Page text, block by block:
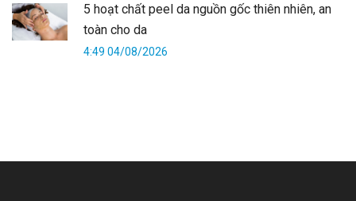
5 hoạt chất peel da nguồn gốc thiên nhiên, an
toàn cho da
4:49 04/08/2026